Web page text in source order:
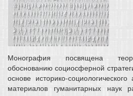
Монография посвящена
обоснованию социосферной
основе историко-
материалов гуманитарных наук